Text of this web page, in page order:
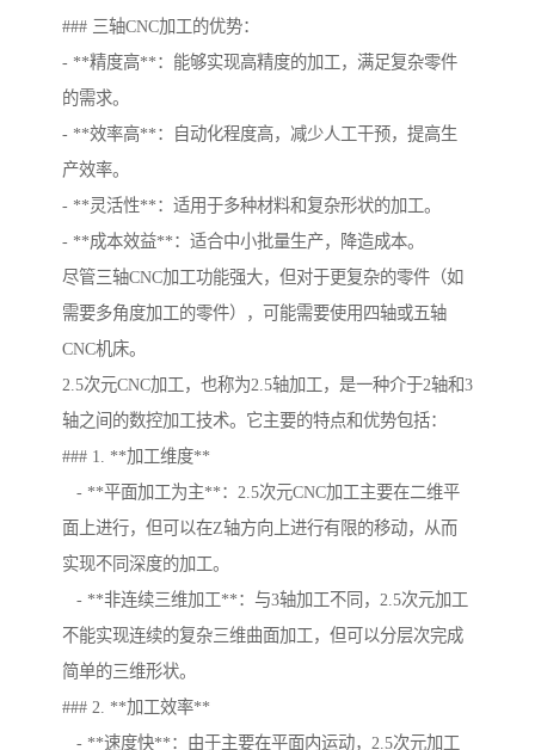
### 三轴CNC加工的优势：
- **精度高**：能够实现高精度的加工，满足复杂零件
的需求。
- **效率高**：自动化程度高，减少人工干预，提高生
产效率。
- **灵活性**：适用于多种材料和复杂形状的加工。
- **成本效益**：适合中小批量生产，降造成本。
尽管三轴CNC加工功能强大，但对于更复杂的零件（如
需要多角度加工的零件），可能需要使用四轴或五轴
CNC机床。
2.5次元CNC加工，也称为2.5轴加工，是一种介于2轴和3
轴之间的数控加工技术。它主要的特点和优势包括：
### 1. **加工维度**
- **平面加工为主**：2.5次元CNC加工主要在二维平
面上进行，但可以在Z轴方向上进行有限的移动，从而
实现不同深度的加工。
- **非连续三维加工**：与3轴加工不同，2.5次元加工
不能实现连续的复杂三维曲面加工，但可以分层次完成
简单的三维形状。
### 2. **加工效率**
- **速度快**：由于主要在平面内运动，2.5次元加工